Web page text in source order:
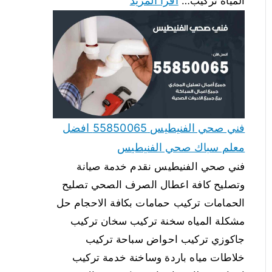
فني صحي الفنيطيس 55850065 افضل
معلم سباك صحي الفنيطيس
فني صحي الفنيطيس نقدم خدمة صيانة
وتصليح كافة اعطال الصرف الصحي تصليح
الحمامات تركيب حمامات بكافة الاحجام حل
مشكلة المياه سخنة تركيب سخان تركيب
جاكوزي تركيب احواض سباحة تركيب
خلاطات مياه باردة وساخنة خدمة تركيب